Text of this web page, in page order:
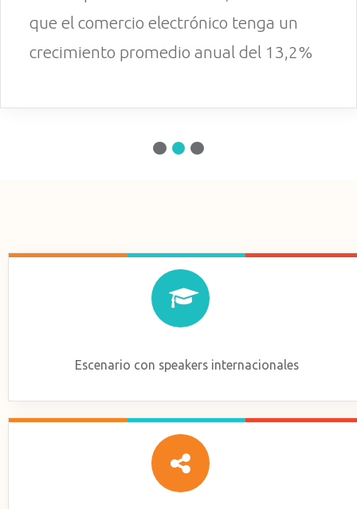
que el comercio electrónico tenga un
crecimiento promedio anual del 13,2%
Escenario con speakers internacionales